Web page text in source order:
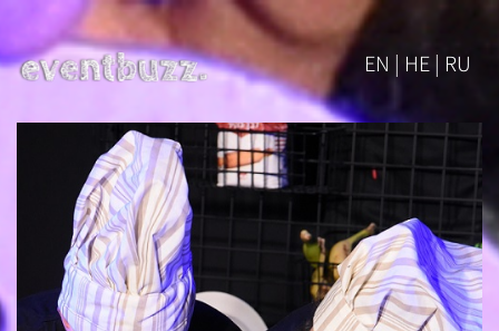
EN | HE | RU